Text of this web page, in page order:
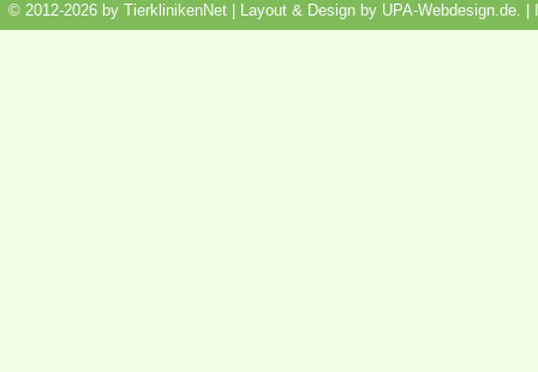
© 2012-2026 by TierklinikenNet | Layout & Design by UPA-Webdesign.de.